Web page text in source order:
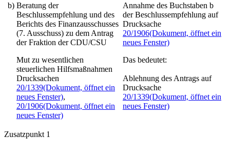
b) Beratung der
Beschlussempfehlung und des
Berichts des Finanzausschusses
(7. Ausschuss) zu dem Antrag
der Fraktion der CDU/CSU
Mut zu wesentlichen
steuerlichen Hilfsmaßnahmen
Drucksachen
20/1339(Dokument, öffnet ein
neues Fenster),
20/1906(Dokument, öffnet ein
neues Fenster)
Annahme des Buchstaben b
der Beschlussempfehlung auf
Drucksache
20/1906(Dokument, öffnet ein
neues Fenster)
Das bedeutet:
Ablehnung des Antrags auf
Drucksache
20/1339(Dokument, öffnet ein
neues Fenster)
Zusatzpunkt 1